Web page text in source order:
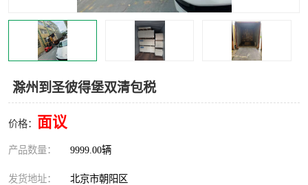
滁州到圣彼得堡双清包税
价格： 面议
产品数量： 9999.00辆
发货地址： 北京市朝阳区